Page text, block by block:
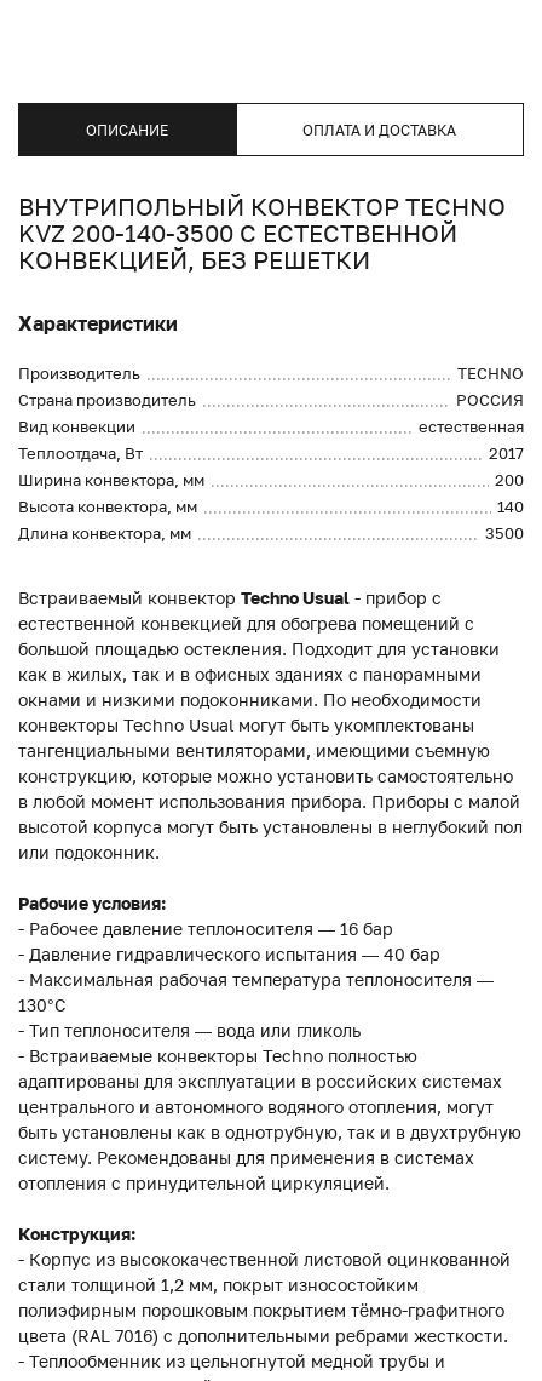
ОПИСАНИЕ ОПЛАТА И ДОСТАВКА
ВНУТРИПОЛЬНЫЙ КОНВЕКТОР TECHNO
KVZ 200-140-3500 С ЕСТЕСТВЕННОЙ
КОНВЕКЦИЕЙ, БЕЗ РЕШЕТКИ
Характеристики
Производитель
TECHNO
Страна производитель
РОССИЯ
Вид конвекции
естественная
Теплоотдача, Вт
2017
Ширина конвектора, мм
200
Высота конвектора, мм
140
Длина конвектора, мм
3500
Встраиваемый конвектор Techno Usual - прибор с
естественной конвекцией для обогрева помещений с
большой площадью остекления. Подходит для установки
как в жилых, так и в офисных зданиях с панорамными
окнами и низкими подоконниками. По необходимости
конвекторы Techno Usual могут быть укомплектованы
тангенциальными вентиляторами, имеющими съемную
конструкцию, которые можно установить самостоятельно
в любой момент использования прибора. Приборы с малой
высотой корпуса могут быть установлены в неглубокий пол
или подоконник.
Рабочие условия:
- Рабочее давление теплоносителя — 16 бар
- Давление гидравлического испытания — 40 бар
- Максимальная рабочая температура теплоносителя —
130°С
- Тип теплоносителя — вода или гликоль
- Встраиваемые конвекторы Techno полностью
адаптированы для эксплуатации в российских системах
центрального и автономного водяного отопления, могут
быть установлены как в однотрубную, так и в двухтрубную
систему. Рекомендованы для применения в системах
отопления с принудительной циркуляцией.
Конструкция:
- Корпус из высококачественной листовой оцинкованной
стали толщиной 1,2 мм, покрыт износостойким
полиэфирным порошковым покрытием тёмно-графитного
цвета (RAL 7016) с дополнительными ребрами жесткости.
- Теплообменник из цельногнутой медной трубы и